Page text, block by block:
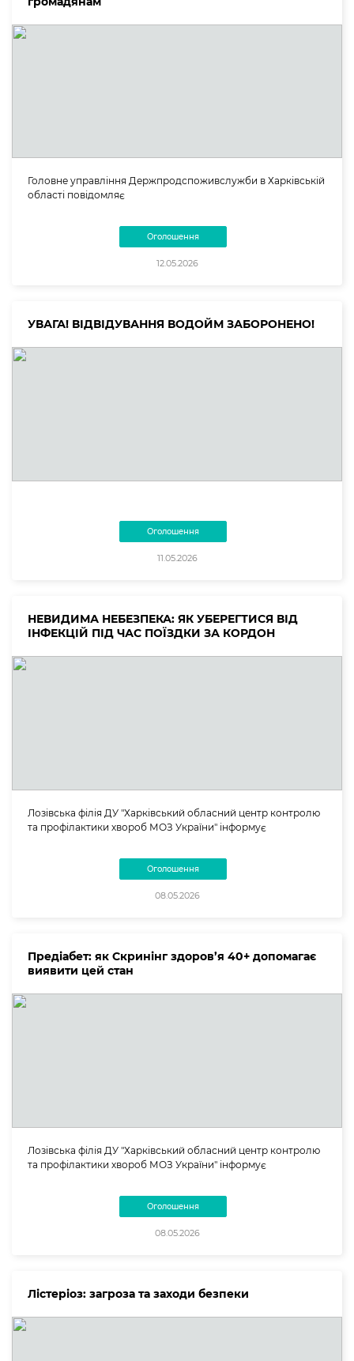
Головне управління Держпродспоживслужби в Харківській
області повідомляє
Оголошення
12.05.2026
УВАГА! ВІДВІДУВАННЯ ВОДОЙМ ЗАБОРОНЕНО!
Оголошення
11.05.2026
НЕВИДИМА НЕБЕЗПЕКА: ЯК УБЕРЕГТИСЯ ВІД
ІНФЕКЦІЙ ПІД ЧАС ПОЇЗДКИ ЗА КОРДОН
Лозівська філія ДУ "Харківський обласний центр контролю
та профілактики хвороб МОЗ України" інформує
Оголошення
08.05.2026
Предіабет: як Скринінг здоров’я 40+ допомагає
виявити цей стан
Лозівська філія ДУ "Харківський обласний центр контролю
та профілактики хвороб МОЗ України" інформує
Оголошення
08.05.2026
Лістеріоз: загроза та заходи безпеки